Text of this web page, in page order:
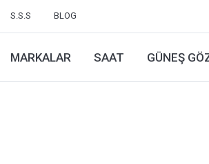
S.S.S BLOG
MARKALAR SAAT GÜNEŞ